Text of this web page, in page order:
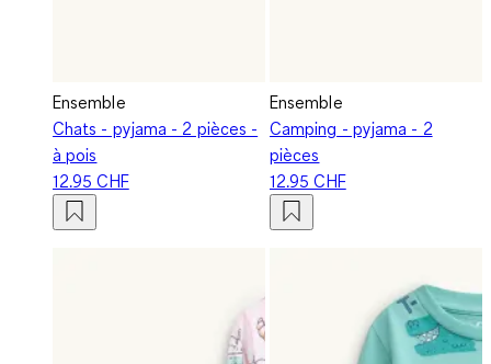
Ensemble
Chats - pyjama - 2 pièces -
à pois
12.95 CHF
Ensemble
Camping - pyjama - 2
pièces
12.95 CHF